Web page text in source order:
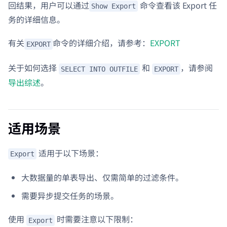
回结果，用户可以通过 Show Export 命令查看该 Export 任
务的详细信息。
有关 EXPORT 命令的详细介绍，请参考： EXPORT
关于如何选择 SELECT INTO OUTFILE 和 EXPORT ，请参阅
导出综述。
适用场景
Export 适用于以下场景：
大数据量的单表导出、仅需简单的过滤条件。
需要异步提交任务的场景。
使用
Export 时需要注意以下限制：